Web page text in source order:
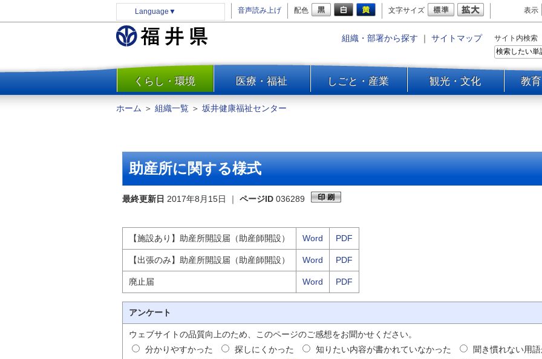
Language ▼ 音声読み上げ 配色 文字サイズ 表示
組織・部署から探す ｜ サイトマップ サイト内検索
一覧
くらし・環境 医療・福祉 しごと・産業 観光・文化 教
防災
水道・エネルギー
住まい・土地
環境問題・廃棄物対策・リサ
イクル
まちづくり
交通・道路
河川・砂防・港湾
自然
ホーム ＞ 組織一覧 ＞ 坂井健康福祉センター
助産所に関する様式
最終更新日 2017年8月15日 ｜ ページID 036289
【施設あり】助産所開設届（助産師開設） Word PDF
【出張のみ】助産所開設届（助産師開設） Word PDF
廃止届 Word PDF
アンケート
ウェブサイトの品質向上のため、このページのご感想をお聞かせください。
分かりやすかった
探しにくかった 知りたい内容が書かれていなかった
聞き慣れない用